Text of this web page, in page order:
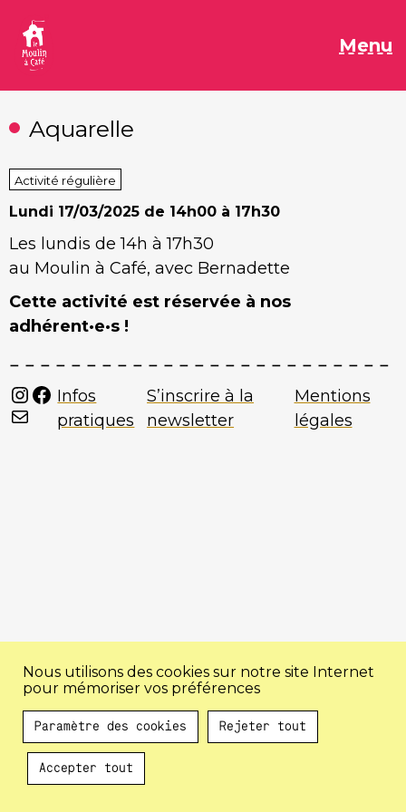
contenu
Menu
Aquarelle
Activité régulière
Lundi 17/03/2025 de 14h00 à 17h30
Les lundis de 14h à 17h30
au Moulin à Café, avec Bernadette
Cette activité est réservée à nos
adhérent·e·s !
Instagram
Facebook
Mail
Infos
pratiques
S’inscrire à la
newsletter
Mentions
légales
Au programme !
Nous utilisons des cookies sur notre site Internet
pour mémoriser vos préférences
Paramètre des cookies Rejeter tout
Accepter tout